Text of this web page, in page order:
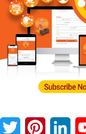
Facebook
Twitter Pinterest